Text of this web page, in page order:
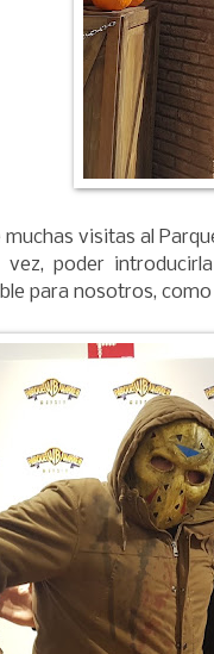
muchas visitas al
poder
para nosotros, como